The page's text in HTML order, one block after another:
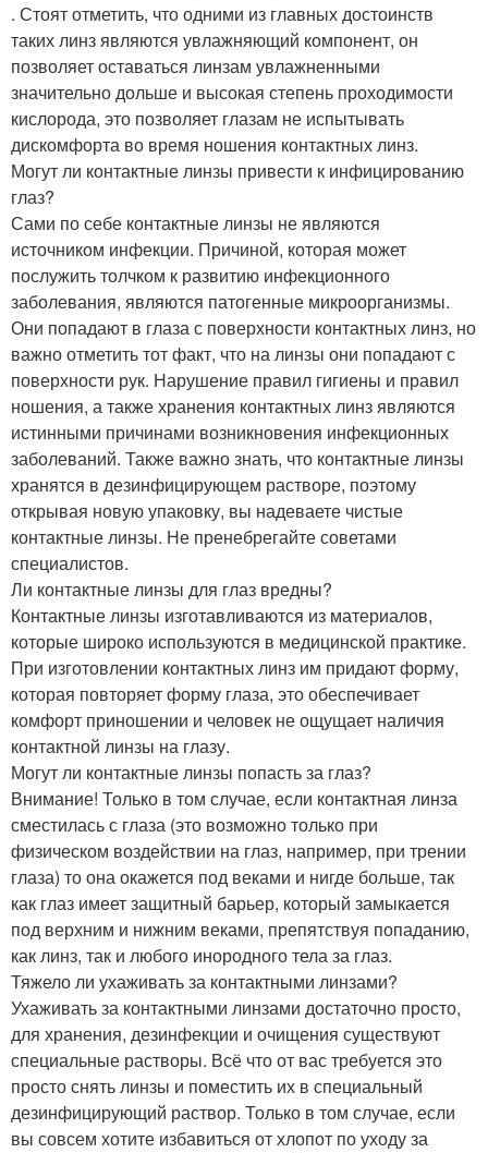
. Стоят отметить, что одними из главных достоинств
таких линз являются увлажняющий компонент, он
позволяет оставаться линзам увлажненными
значительно дольше и высокая степень проходимости
кислорода, это позволяет глазам не испытывать
дискомфорта во время ношения контактных линз.
Могут ли контактные линзы привести к инфицированию
глаз?
Сами по себе контактные линзы не являются
источником инфекции. Причиной, которая может
послужить толчком к развитию инфекционного
заболевания, являются патогенные микроорганизмы.
Они попадают в глаза с поверхности контактных линз, но
важно отметить тот факт, что на линзы они попадают с
поверхности рук. Нарушение правил гигиены и правил
ношения, а также хранения контактных линз являются
истинными причинами возникновения инфекционных
заболеваний. Также важно знать, что контактные линзы
хранятся в дезинфицирующем растворе, поэтому
открывая новую упаковку, вы надеваете чистые
контактные линзы. Не пренебрегайте советами
специалистов.
Ли контактные линзы для глаз вредны?
Контактные линзы изготавливаются из материалов,
которые широко используются в медицинской практике.
При изготовлении контактных линз им придают форму,
которая повторяет форму глаза, это обеспечивает
комфорт приношении и человек не ощущает наличия
контактной линзы на глазу.
Могут ли контактные линзы попасть за глаз?
Внимание! Только в том случае, если контактная линза
сместилась с глаза (это возможно только при
физическом воздействии на глаз, например, при трении
глаза) то она окажется под веками и нигде больше, так
как глаз имеет защитный барьер, который замыкается
под верхним и нижним веками, препятствуя попаданию,
как линз, так и любого инородного тела за глаз.
Тяжело ли ухаживать за контактными линзами?
Ухаживать за контактными линзами достаточно просто,
для хранения, дезинфекции и очищения существуют
специальные растворы. Всё что от вас требуется это
просто снять линзы и поместить их в специальный
дезинфицирующий раствор. Только в том случае, если
вы совсем хотите избавиться от хлопот по уходу за